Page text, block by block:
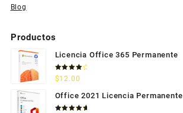
Blog
Productos
Licencia Office 365 Permanente
Valorado
con4.33
$12.00
Office 2021 Licencia Permanente